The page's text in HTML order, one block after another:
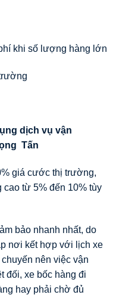
khi số lượng hàng lớn
ụng d ịch vụ vận
ng Tấn
giá cước thị trường,
cao từ 5% đến 10% tùy
bảo nhanh nhất, do
nơi kết hợp với lịch xe
nên việc vận
đối, xe bốc hàng đi
hay phải chờ đủ